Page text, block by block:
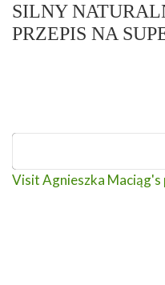
SILNY
PRZEPIS NA
Visit Agnieszka